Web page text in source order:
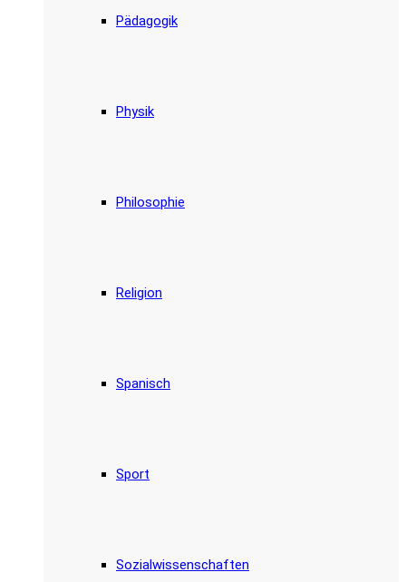
Pädagogik
Physik
Philosophie
Religion
Spanisch
Sport
Sozialwissenschaften